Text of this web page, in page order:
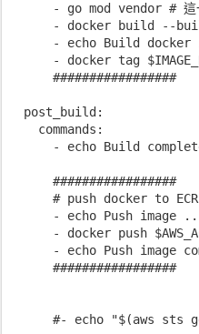
- go mod vendor # 這
- docker build --
- echo Build docker
- docker tag
      #################
  post_build:
    commands:
- echo Build
      #################
# push docker to
- echo Push image
- docker push
- echo Push image
      #################
#- echo "$(aws sts